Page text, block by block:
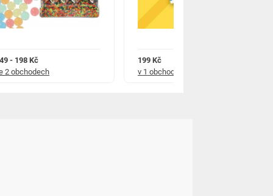
- 198 Kč
2 obchodech
199 Kč
v 1 obchodě